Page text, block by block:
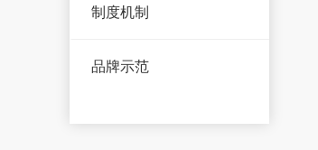
制度机制
品牌示范